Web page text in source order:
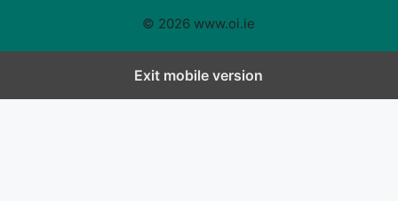
© 2026 www.oi.ie
Exit mobile version